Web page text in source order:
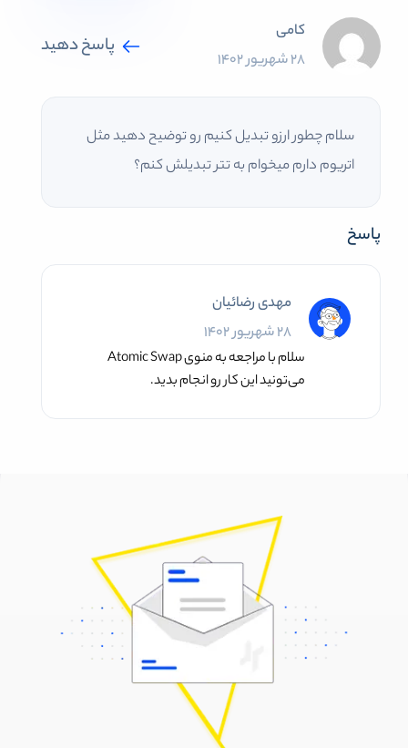
کامی
28 شهریور 1402
پاسخ دهید
سلام چطور ارزو تبدیل کنیم رو توضیح دهید مثل
اتریوم دارم میخوام به تتر تبدیلش کنم؟
پاسخ
مهدی رضائیان
28 شهریور 1402
سلام با مراجعه به منوی Atomic Swap
می‌تونید این کار رو انجام بدید.